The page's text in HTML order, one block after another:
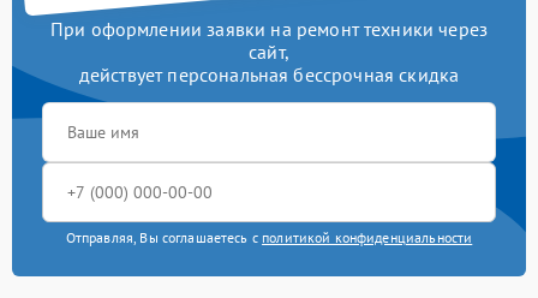
При оформлении заявки на ремонт техники через
сайт,
действует персональная бессрочная скидка
Отправляя, Вы соглашаетесь с политикой конфиденциальности